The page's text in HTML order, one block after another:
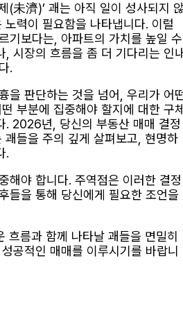
(未濟)’ 괘는 아직 일이 성사되지
력이 필요함을 나타냅니다. 이럴
기보다는, 아파트의 가치를 높일 수
, 시장의 흐름을 좀 더 기다리는 인
.
을 판단하는 것을 넘어, 우리가 어
부분에 집중해야 할지에 대한 구
. 2026년, 당신의 부동산 매매 결정
괘들을 주의 깊게 살펴보고, 현명하
.
해야 합니다. 주역점은 이러한 결정
들을 통해 당신에게 필요한 조언을
흐름과 함께 나타날 괘들을 면밀히
공적인 매매를 이루시기를 바랍니